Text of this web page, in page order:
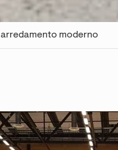
arredamento moderno